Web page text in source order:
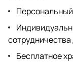
Бесплатное